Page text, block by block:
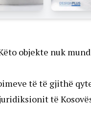
objekte nuk
të të gjithë
të